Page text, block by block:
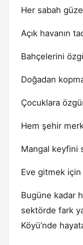
Her sabah
Açık havanın
Bahçelerini
Doğadan
Çocuklara
Hem şehir
Mangal keyfini
Eve gitmek için
Bugüne kadar
sektörde fark
Köyü’nde